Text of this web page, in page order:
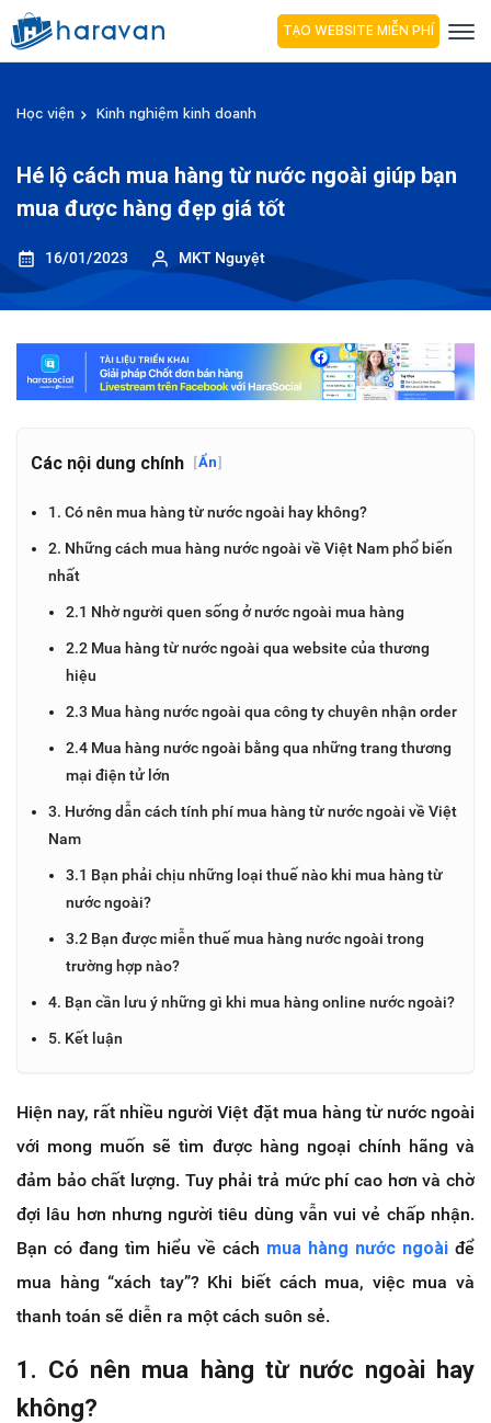
TẠO WEBSITE MIỄN PHÍ
Học viện Kinh nghiệm kinh doanh
Hé lộ cách mua hàng từ nước ngoài giúp bạn
mua được hàng đẹp giá tốt
16/01/2023 MKT Nguyệt
Các nội dung chính [Ẩn]
1. Có nên mua hàng từ nước ngoài hay không?
2. Những cách mua hàng nước ngoài về Việt Nam phổ biến
nhất
2.1 Nhờ người quen sống ở nước ngoài mua hàng
2.2 Mua hàng từ nước ngoài qua website của thương
hiệu
2.3 Mua hàng nước ngoài qua công ty chuyên nhận order
2.4 Mua hàng nước ngoài bằng qua những trang thương
mại điện tử lớn
3. Hướng dẫn cách tính phí mua hàng từ nước ngoài về Việt
Nam
3.1 Bạn phải chịu những loại thuế nào khi mua hàng từ
nước ngoài?
3.2 Bạn được miễn thuế mua hàng nước ngoài trong
trường hợp nào?
4. Bạn cần lưu ý những gì khi mua hàng online nước ngoài?
5. Kết luận
Hiện nay, rất nhiều người Việt đặt mua hàng từ nước ngoài
với mong muốn sẽ tìm được hàng ngoại chính hãng và
đảm bảo chất lượng. Tuy phải trả mức phí cao hơn và chờ
đợi lâu hơn nhưng người tiêu dùng vẫn vui vẻ chấp nhận.
Bạn có đang tìm hiểu về cách mua hàng nước ngoài để
mua hàng “xách tay”? Khi biết cách mua, việc mua và
thanh toán sẽ diễn ra một cách suôn sẻ.
1. Có nên mua hàng từ nước ngoài hay
không?